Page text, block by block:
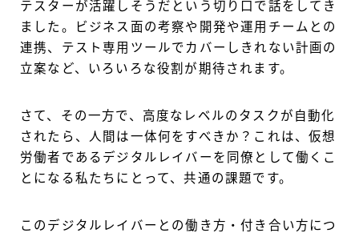
テスターが活躍しそうだという切り口で話をしてき
ました。ビジネス面の考察や開発や運用チームとの
連携、テスト専用ツールでカバーしきれない計画の
立案など、いろいろな役割が期待されます。
さて、その一方で、高度なレベルのタスクが自動化
されたら、人間は一体何をすべきか？これは、仮想
労働者であるデジタルレイバーを同僚として働くこ
とになる私たちにとって、共通の課題です。
このデジタルレイバーとの働き方・付き合い方につ